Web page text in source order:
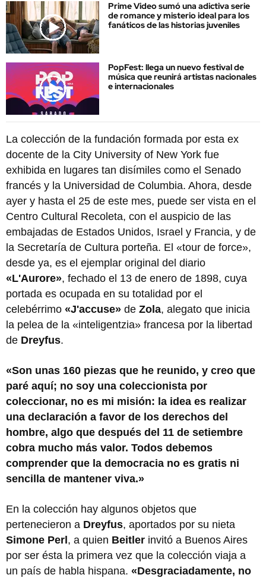
Prime Video sumó una adictiva serie
de romance y misterio ideal para los
fanáticos de las historias juveniles
PopFest: llega un nuevo festival de
música que reunirá artistas nacionales
e internacionales
La colección de la fundación formada por esta ex
docente de la City University of New York fue
exhibida en lugares tan disímiles como el Senado
francés y la Universidad de Columbia. Ahora, desde
ayer y hasta el 25 de este mes, puede ser vista en el
Centro Cultural Recoleta, con el auspicio de las
embajadas de Estados Unidos, Israel y Francia, y de
la Secretaría de Cultura porteña. El «tour de force»,
desde ya, es el ejemplar original del diario
«L'Aurore», fechado el 13 de enero de 1898, cuya
portada es ocupada en su totalidad por el
celebérrimo «J'accuse» de Zola, alegato que inicia
la pelea de la «inteligentzia» francesa por la libertad
de Dreyfus.
«Son unas 160 piezas que he reunido, y creo que
paré aquí; no soy una coleccionista por
coleccionar, no es mi misión: la idea es realizar
una declaración a favor de los derechos del
hombre, algo que después del 11 de setiembre
cobra mucho más valor. Todos debemos
comprender que la democracia no es gratis ni
sencilla de mantener viva.»
En la colección hay algunos objetos que
pertenecieron a Dreyfus, aportados por su nieta
Simone Perl, a quien Beitler invitó a Buenos Aires
por ser ésta la primera vez que la colección viaja a
un país de habla hispana. «Desgraciadamente, no